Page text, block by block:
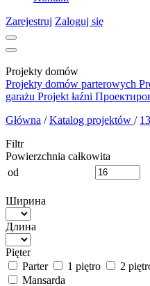
Zarejestruj Zaloguj się
Projekty domów
Projekty domów parterowych
garażu Projekt łaźni
Główna / Katalog projektów /
Filtr
Powierzchnia całkowita
od
Ширина
Длина
Pięter
Parter
1 piętro
2
Mansarda